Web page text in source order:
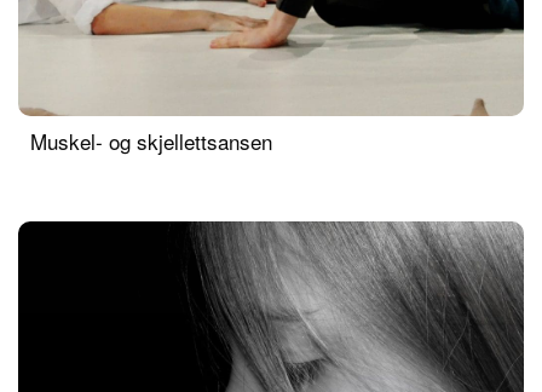
Muskel- og skjellettsansen